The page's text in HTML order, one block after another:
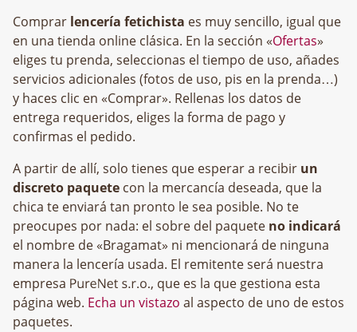
Comprar lencería fetichista es muy sencillo, igual que
en una tienda online clásica. En la sección «Ofertas»
eliges tu prenda, seleccionas el tiempo de uso, añades
servicios adicionales (fotos de uso, pis en la prenda…)
y haces clic en «Comprar». Rellenas los datos de
entrega requeridos, eliges la forma de pago y
confirmas el pedido.
A partir de allí, solo tienes que esperar a recibir un
discreto paquete con la mercancía deseada, que la
chica te enviará tan pronto le sea posible. No te
preocupes por nada: el sobre del paquete no indicará
el nombre de «Bragamat» ni mencionará de ninguna
manera la lencería usada. El remitente será nuestra
empresa
, que es la que gestiona esta
página web. Echa un vistazo al aspecto de uno de estos
paquetes.